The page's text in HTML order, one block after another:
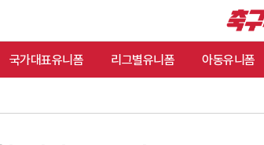
국가대표유니폼 리그별유니폼 아동유니폼